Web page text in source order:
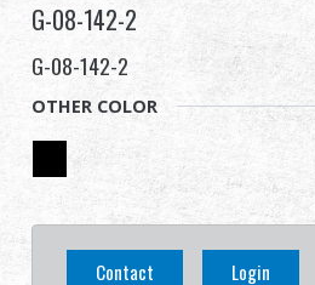
支援服務
繁體中文
Français
G-08-142-2
G-08-142-2
OTHER COLOR
Contact Login